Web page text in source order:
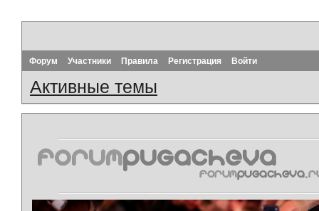
Форум Участники Правила Регистрация Войти
Активные темы